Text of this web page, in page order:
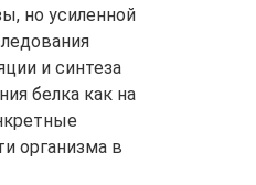
но усиленной
и синтеза
белка как на
организма в